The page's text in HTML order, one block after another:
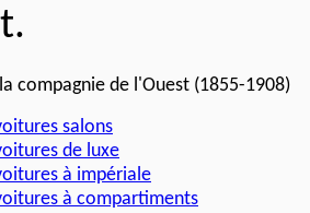
compagnie de l'Ouest (1855-1908)
salons
de luxe
à impériale
à compartiments